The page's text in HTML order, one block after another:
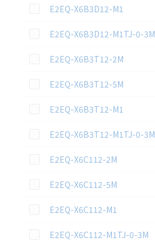
この資料を選択
E2EQ-X6B3D12-M1
この資料を選択
E2EQ-X6B3D12-M1TJ-0-3M
この資料を選択
E2EQ-X6B3T12-2M
この資料を選択
E2EQ-X6B3T12-5M
この資料を選択
E2EQ-X6B3T12-M1
この資料を選択
E2EQ-X6B3T12-M1TJ-0-3M
この資料を選択
E2EQ-X6C112-2M
この資料を選択
E2EQ-X6C112-5M
この資料を選択
E2EQ-X6C112-M1
この資料を選択
E2EQ-X6C112-M1TJ-0-3M